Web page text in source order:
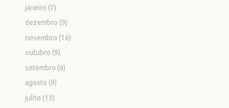
janeiro (7)
dezembro (9)
novembro (16)
outubro (9)
setembro (9)
agosto (9)
julho (13)